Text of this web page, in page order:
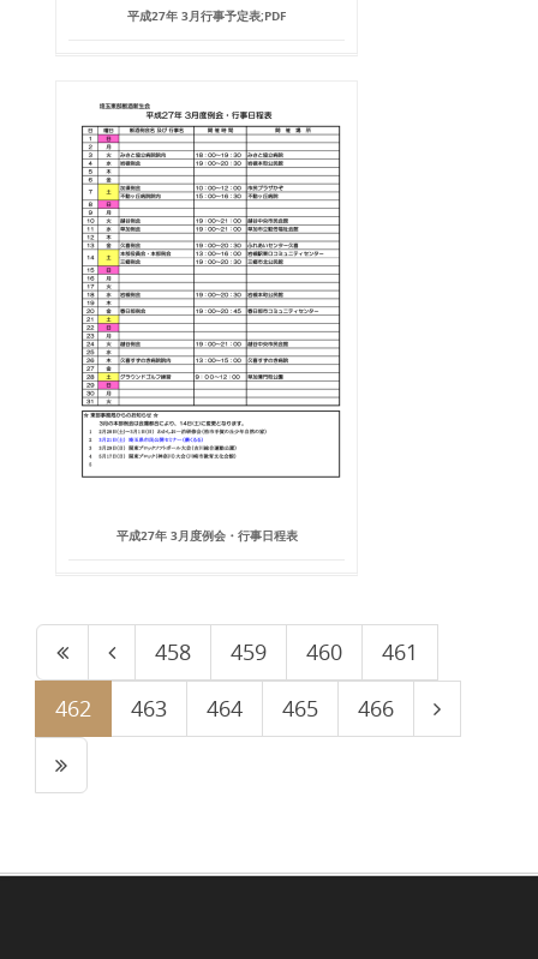
平成27年 3月行事予定表;PDF
平成27年 3月度例会・行事日程表
458 459 460
461
462
463 464 465 466